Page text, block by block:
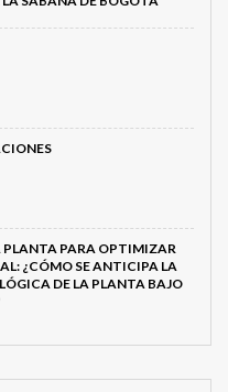
PLANTA PARA OPTIMIZAR
¿CÓMO SE ANTICIPA LA
DE LA PLANTA BAJO